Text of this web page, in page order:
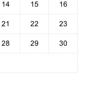
14 15 16
21 22 23
28 29 30